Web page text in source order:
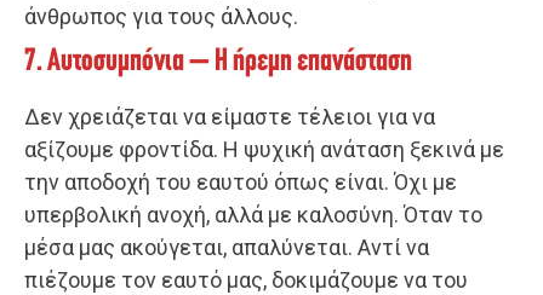
άνθρωπος για τους άλλους.
7. Αυτοσυμπόνια – Η ήρεμη επανάσταση
Δεν χρειάζεται να είμαστε τέλειοι για να
αξίζουμε φροντίδα. Η ψυχική ανάταση ξεκινά με
την αποδοχή του εαυτού όπως είναι. Όχι με
υπερβολική ανοχή, αλλά με καλοσύνη. Όταν το
μέσα μας ακούγεται, απαλύνεται. Αντί να
πιέζουμε τον εαυτό μας, δοκιμάζουμε να του